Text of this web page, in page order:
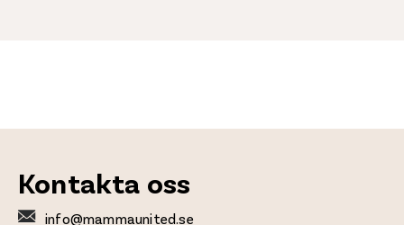
Kontakta oss
info@mammaunited.se